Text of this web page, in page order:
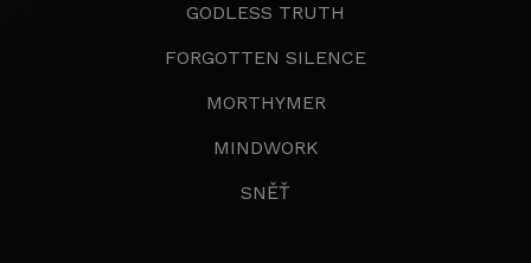
GODLESS TRUTH
FORGOTTEN SILENCE
MORTHYMER
MINDWORK
SNĚŤ